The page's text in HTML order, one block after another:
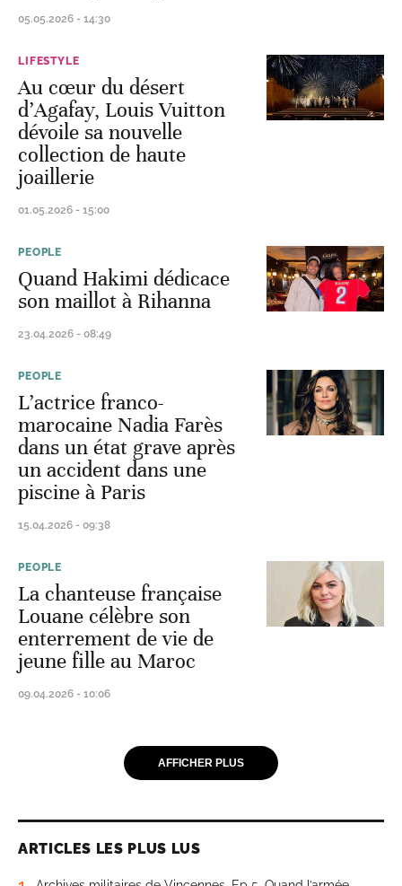
05.05.2026 - 14:30
LIFESTYLE
Au cœur du désert
d’Agafay, Louis Vuitton
dévoile sa nouvelle
collection de haute
joaillerie
01.05.2026 - 15:00
PEOPLE
Quand Hakimi dédicace
son maillot à Rihanna
23.04.2026 - 08:49
PEOPLE
L’actrice franco-
marocaine Nadia Farès
dans un état grave après
un accident dans une
piscine à Paris
15.04.2026 - 09:38
PEOPLE
La chanteuse française
Louane célèbre son
enterrement de vie de
jeune fille au Maroc
09.04.2026 - 10:06
AFFICHER PLUS
ARTICLES LES PLUS LUS